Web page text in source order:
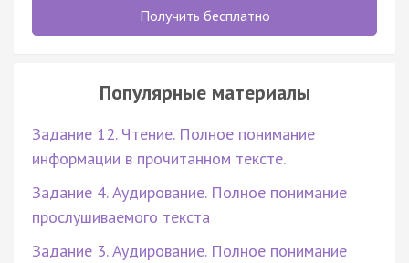
Получить бесплатно
Популярные материалы
Задание 12. Чтение. Полное понимание
информации в прочитанном тексте.
Задание 4. Аудирование. Полное понимание
прослушиваемого текста
Задание 3. Аудирование. Полное понимание